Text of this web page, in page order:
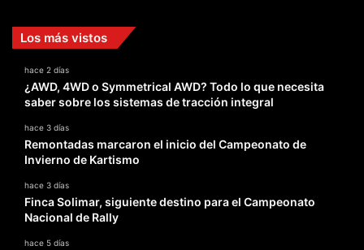
Los más vistos
hace 2 días
¿AWD, 4WD o Symmetrical AWD? Todo lo que necesita
saber sobre los sistemas de tracción integral
hace 3 días
Remontadas marcaron el inicio del Campeonato de
Invierno de Kartismo
hace 3 días
Finca Solimar, siguiente destino para el Campeonato
Nacional de Rally
hace 5 días